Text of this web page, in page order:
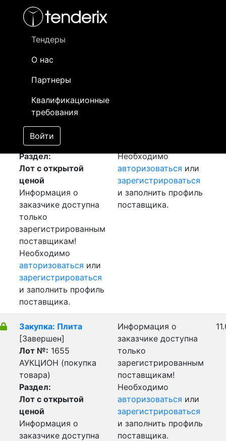
Тендеры
О нас
Партнеры
Квалификационные
требования
Войти
- активный лот
- сохраненный лот (не опубликован)
Закупка: Лист гк
[Завершен]
Лот №:
АУКЦИОН (покупка
товара)
Раздел:
Лот с открытой
ценой
Информация о
заказчике доступна
только
зарегистрированным
поставщикам!
Необходимо
авторизоваться или
зарегистрироваться
и заполнить профиль
поставщика.
Необходимо
авторизоваться или
зарегистрироваться
и заполнить профиль
поставщика.
Закупка: Плита
[Завершен]
Лот №: 1655
АУКЦИОН (покупка
товара)
Раздел:
Лот с открытой
ценой
Информация о
заказчике доступна
Информация о
заказчике доступна
только
зарегистрированным
поставщикам!
Необходимо
авторизоваться или
зарегистрироваться
и заполнить профиль
поставщика.